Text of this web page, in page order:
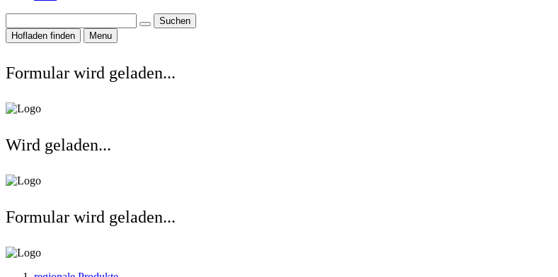
Suchen
Hofladen finden
Menu
Formular wird geladen...
Wird geladen...
Formular wird geladen...